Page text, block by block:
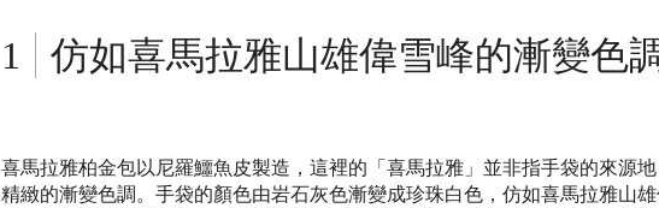
仿如喜馬拉雅山雄偉雪峰的漸變色
喜馬拉雅柏金包以尼羅鱷魚皮製造，這裡的「喜馬拉雅」並非指手袋的來源
精緻的漸變色調。手袋的顏色由岩石灰色漸變成珍珠白色，仿如喜馬拉雅山